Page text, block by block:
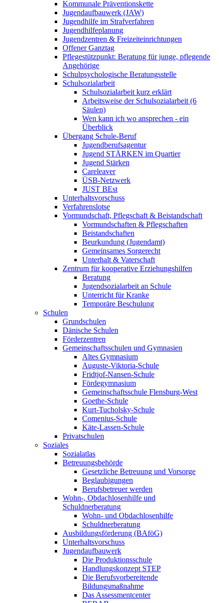
Kommunale Präventionskette
Jugendaufbauwerk (JAW)
Jugendhilfe im Strafverfahren
Jugendhilfeplanung
Jugendzentren & Freizeiteinrichtungen
Offener Ganztag
Pflegestützpunkt: Beratung für junge, pflegende
Angehörige
Schulpsychologische Beratungsstelle
Schulsozialarbeit
Schulsozialarbeit kurz erklärt
Arbeitsweise der Schulsozialarbeit (6
Säulen)
Wen kann ich wo ansprechen - ein
Überblick
Übergang Schule-Beruf
Jugendberufsagentur
Jugend STÄRKEN im Quartier
Jugend Stärken
Careleaver
ÜSB-Netzwerk
JUST BEst
Unterhaltsvorschuss
Verfahrenslotse
Vormundschaft, Pflegschaft & Beistandschaft
Vormundschaften & Pflegschaften
Beistandschaften
Beurkundung (Jugendamt)
Gemeinsames Sorgerecht
Unterhalt & Vaterschaft
Zentrum für kooperative Erziehungshilfen
Beratung
Jugendsozialarbeit an Schule
Unterricht für Kranke
Temporäre Beschulung
Schulen
Grundschulen
Dänische Schulen
Förderzentren
Gemeinschaftsschulen und Gymnasien
Altes Gymnasium
Auguste-Viktoria-Schule
Fridtjof-Nansen-Schule
Fördegymnasium
Gemeinschaftsschule Flensburg-West
Goethe-Schule
Kurt-Tucholsky-Schule
Comenius-Schule
Käte-Lassen-Schule
Privatschulen
Soziales
Sozialatlas
Betreuungsbehörde
Gesetzliche Betreuung und Vorsorge
Beglaubigungen
Berufsbetreuer werden
Wohn-, Obdachlosenhilfe und
Schuldnerberatung
Wohn- und Obdachlosenhilfe
Schuldnerberatung
Ausbildungsförderung (BAföG)
Unterhaltsvorschuss
Jugendaufbauwerk
Die Produktionsschule
Handlungskonzept STEP
Die Berufsvorbereitende
Bildungsmaßnahme
Das Assessmentcenter